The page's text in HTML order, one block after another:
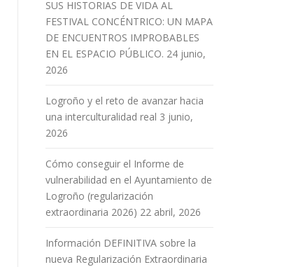
SUS HISTORIAS DE VIDA AL
FESTIVAL CONCÉNTRICO: UN MAPA
DE ENCUENTROS IMPROBABLES
EN EL ESPACIO PÚBLICO. 24 junio,
2026
Logroño y el reto de avanzar hacia
una interculturalidad real 3 junio,
2026
Cómo conseguir el Informe de
vulnerabilidad en el Ayuntamiento de
Logroño (regularización
extraordinaria 2026) 22 abril, 2026
Información DEFINITIVA sobre la
nueva Regularización Extraordinaria